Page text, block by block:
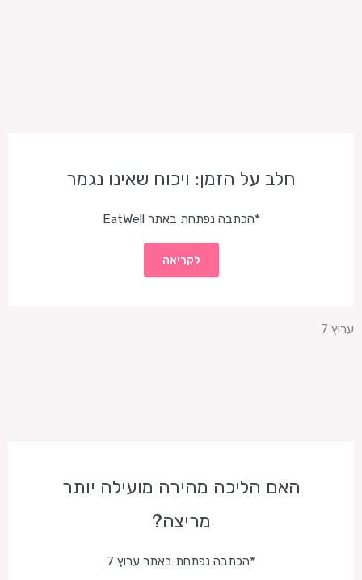
חלב על הזמן: ויכוח שאינו נגמר
*הכתבה נפתחת באתר EatWell
לקריאה
ערוץ 7
האם הליכה מהירה מועילה יותר
מריצה?
*הכתבה נפתחת באתר ערוץ 7